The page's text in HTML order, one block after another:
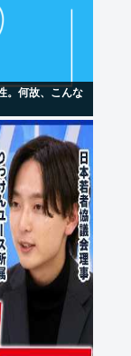
。何故、こんな